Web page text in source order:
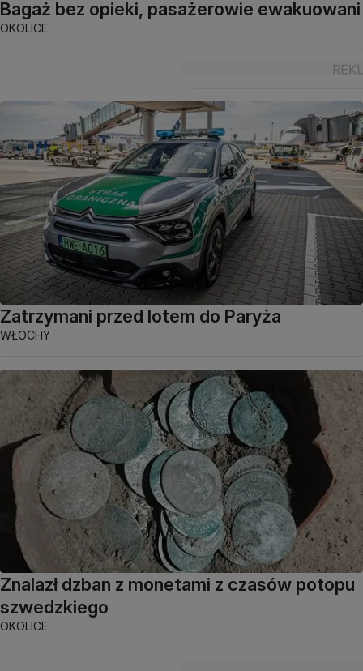
Bagaż bez opieki, pasażerowie ewakuowani
OKOLICE
Zatrzymani przed lotem do Paryża
WŁOCHY
Znalazł dzban z monetami z czasów potopu
szwedzkiego
OKOLICE